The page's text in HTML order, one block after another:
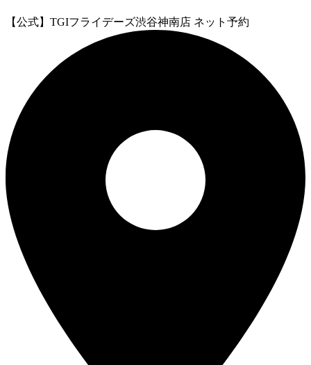
【公式】TGIフライデーズ渋谷神南店 ネット予約